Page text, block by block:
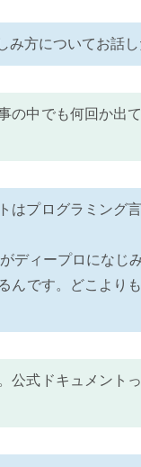
方についてお話し
の中でも何回か出
はプログラミング
ディープロになじ
んです。どこより
公式ドキュメント